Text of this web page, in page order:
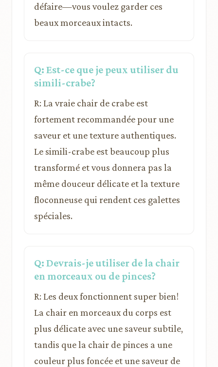
défaire—vous voulez garder ces
beaux morceaux intacts.
Q: Est-ce que je peux utiliser du
simili-crabe?
R: La vraie chair de crabe est
fortement recommandée pour une
saveur et une texture authentiques.
Le simili-crabe est beaucoup plus
transformé et vous donnera pas la
même douceur délicate et la texture
floconneuse qui rendent ces galettes
spéciales.
Q: Devrais-je utiliser de la chair
en morceaux ou de pinces?
R: Les deux fonctionnent super bien!
La chair en morceaux du corps est
plus délicate avec une saveur subtile,
tandis que la chair de pinces a une
couleur plus foncée et une saveur de